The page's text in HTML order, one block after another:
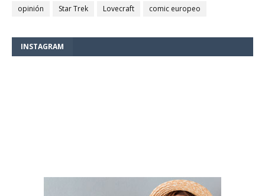
opinión
Star Trek Lovecraft comic europeo
INSTAGRAM